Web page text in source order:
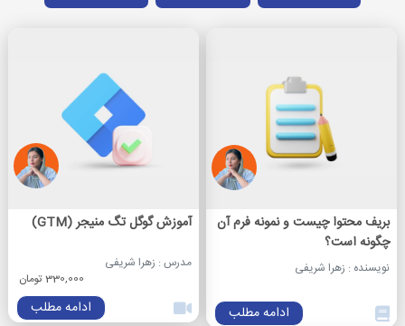
بریف محتوا چیست و نمونه فرم آن
چگونه است؟
نویسنده : زهرا شریفی
ادامه مطلب
آموزش گوگل تگ منیجر (GTM)
مدرس : زهرا شریفی
330,000 تومان
ادامه مطلب